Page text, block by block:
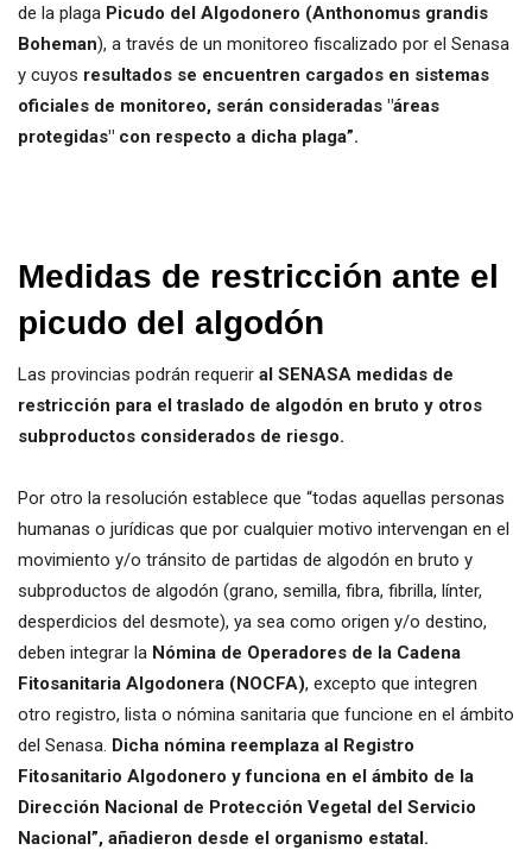
de la plaga Picudo del Algodonero (Anthonomus grandis
Boheman), a través de un monitoreo fiscalizado por el Senasa
y cuyos resultados se encuentren cargados en sistemas
oficiales de monitoreo, serán consideradas "áreas
protegidas" con respecto a dicha plaga”.
Medidas de restricción ante el
picudo del algodón
Las provincias podrán requerir al SENASA medidas de
restricción para el traslado de algodón en bruto y otros
subproductos considerados de riesgo.
Por otro la resolución establece que “todas aquellas personas
humanas o jurídicas que por cualquier motivo intervengan en el
movimiento y/o tránsito de partidas de algodón en bruto y
subproductos de algodón (grano, semilla, fibra, fibrilla, línter,
desperdicios del desmote), ya sea como origen y/o destino,
deben integrar la Nómina de Operadores de la Cadena
Fitosanitaria Algodonera (NOCFA), excepto que integren
otro registro, lista o nómina sanitaria que funcione en el ámbito
del Senasa. Dicha nómina reemplaza al Registro
Fitosanitario Algodonero y funciona en el ámbito de la
Dirección Nacional de Protección Vegetal del Servicio
Nacional”, añadieron desde el organismo estatal.